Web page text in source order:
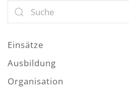
Einsätze
Ausbildung
Organisation